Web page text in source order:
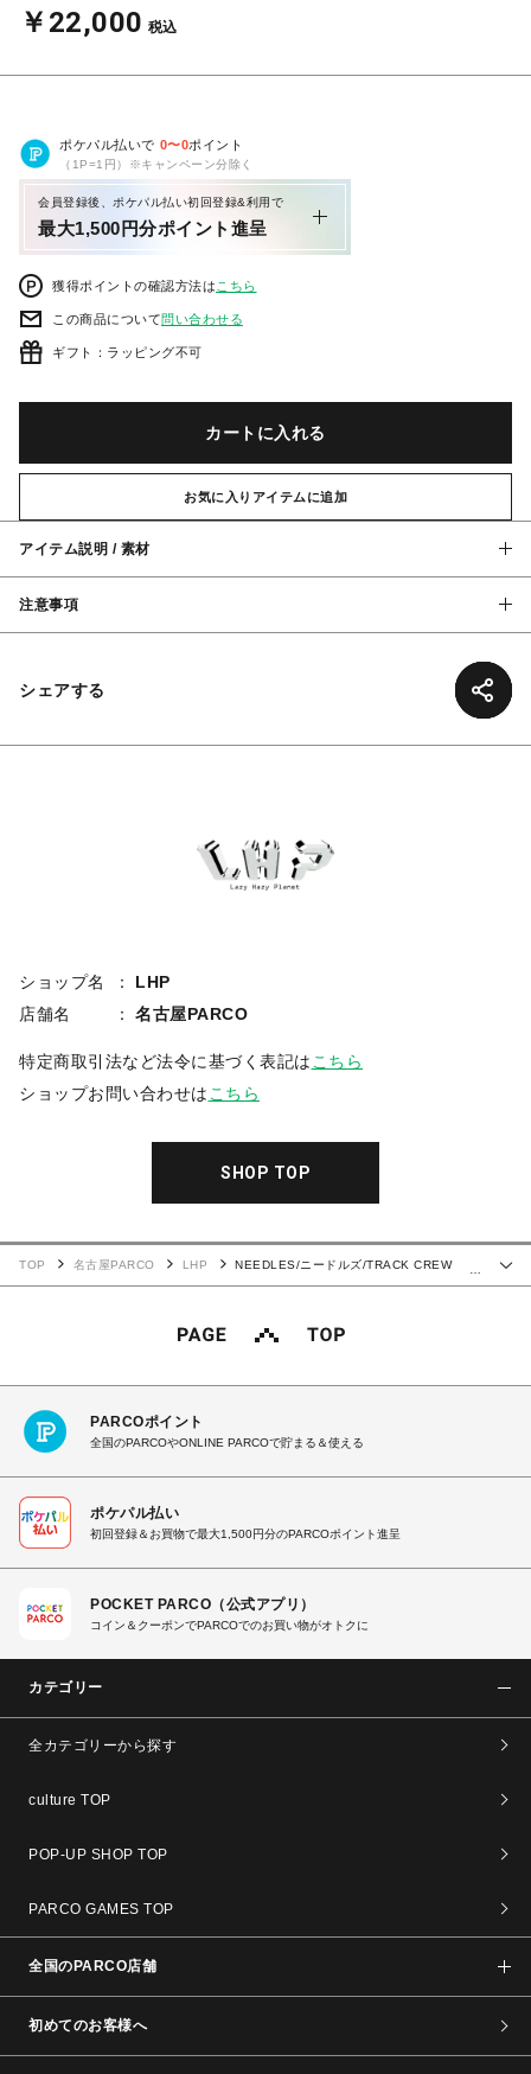
￥22,000 税込
ポケパル払いで 0〜0ポイント
（1P=1円）※キャンペーン分除く
会員登録後、ポケパル払い初回登録&利用で
最大1,500円分ポイント進呈
獲得ポイントの確認方法は こちら
この商品について問い合わせる
ギフト：ラッピング不可
カートに入れる
お気に入りアイテムに追加
アイテム説明 / 素材
注意事項
シェアする
ショップ名
LHP
店舗名
名古屋PARCO
特定商取引法など法令に基づく表記はこちら
ショップお問い合わせはこちら
SHOP TOP
…
TOP 名古屋PARCO LHP
NEEDLES/ニードルズ/TRACK CREW
PARCOポイント
全国のPARCOやONLINE PARCOで貯まる＆使える
ポケパル払い
初回登録＆お買物で最大1,500円分のPARCOポイント進呈
POCKET PARCO（公式アプリ）
コイン＆クーポンでPARCOでのお買い物がオトクに
カテゴリー
全カテゴリーから探す
culture TOP
POP-UP SHOP TOP
PARCO GAMES TOP
全国のPARCO店舗
初めてのお客様へ